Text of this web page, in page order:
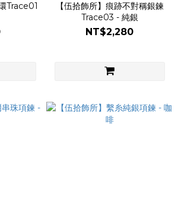
Trace01
【伍拾飾所】痕跡不對稱銀鍊
Trace03 - 純銀
NT$2,280